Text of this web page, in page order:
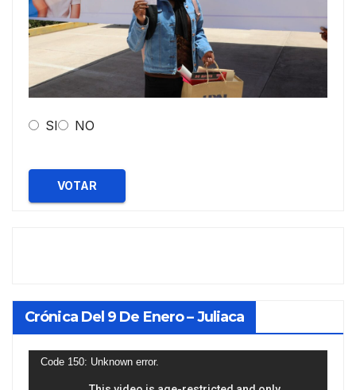
SI NO
VOTAR
Crónica Del 9 De Enero – Juliaca
Reproductor
Code 150: Unknown error.